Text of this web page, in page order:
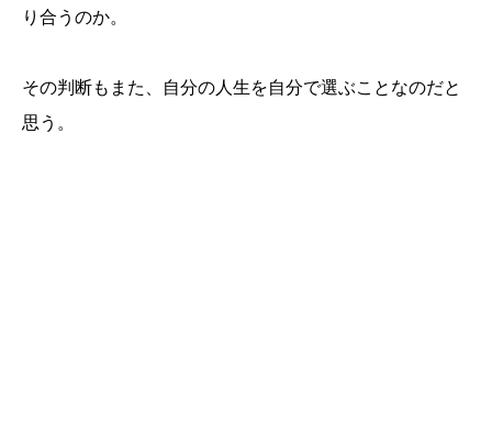
り合うのか。
その判断もまた、自分の人生を自分で選ぶことなのだと
思う。